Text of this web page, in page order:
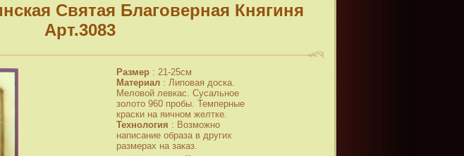
Святая Благоверная Княгиня
Арт.3083
Размер : 21-25см
Материал : Липовая доска.
Меловой левкас. Сусальное
золото 960 пробы. Темперные
краски на яичном желтке.
Технология : Возможно
написание образа в других
размерах на заказ.